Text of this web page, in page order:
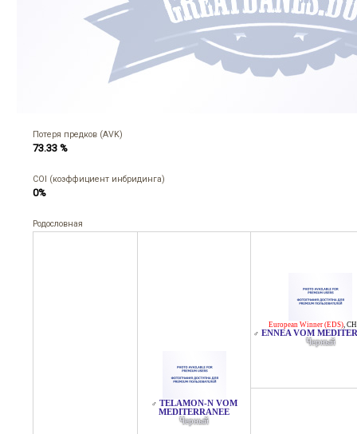
Потеря предков (AVK)
73.33 %
COI (коэффициент инбридинга)
0%
Родословная
♂ TELAMON-N VOM
MEDITERRANEE
Черный
European Winner (EDS),
♂ ENNEA VOM
Черный